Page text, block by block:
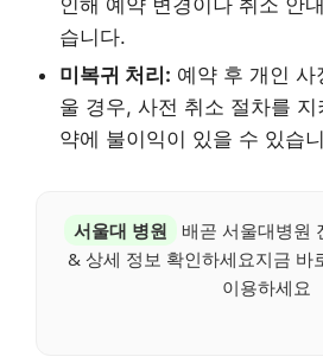
습니다.
미복귀 처리: 예약 후 개인 사
울 경우, 사전 취소 절차를
약에 불이익이 있을 수 있습
서울대 병원
배곧 서울대병원
& 상세 정보 확인하세요지금 바
이용하세요